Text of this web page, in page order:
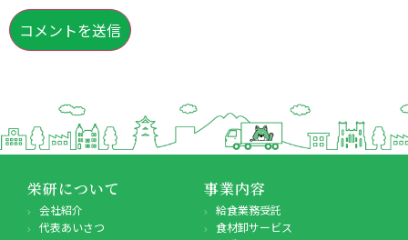
栄研について
会社紹介
代表あいさつ
事業内容
給食業務受託
食材卸サービス